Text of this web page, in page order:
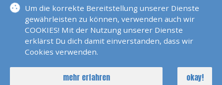
Als langjähriger Prüfer für Sportbootführerscheine sehe
ich die Ergebnisse leider häufig bei den Prüfungen und
unseren Segeltörns. Die Schiffe im Yachtcharter werden
immer größer, während das Können der Skipper leider
immer mehr abnimmt. Die Branche hat sich auf diese
Entwicklung seit langem eingestellt und fährt die Schiffe
für die Kunden oft selbst aus und in den Hafen zurück.
Es werden Tracker an Bord installiert, die automatisch
Um die korrekte Bereitstellung unserer Dienste
gewährleisten zu können, verwenden auch wir
COOKIES! Mit der Nutzung unserer Dienste
erklärst Du dich damit einverstanden, dass wir
Cookies verwenden.
mehr erfahren okay!